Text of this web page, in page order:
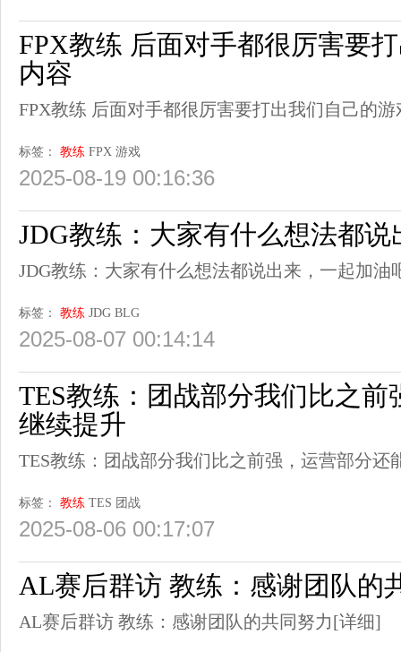
FPX教练 后面对手都很厉害要
内容
FPX教练 后面对手都很厉害要打出我们自己的游
标签： 教练 FPX 游戏
2025-08-19 00:16:36
JDG教练：大家有什么想法都
JDG教练：大家有什么想法都说出来，一起加油
标签： 教练 JDG BLG
2025-08-07 00:14:14
TES教练：团战部分我们比之前
继续提升
TES教练：团战部分我们比之前强，运营部分还
标签： 教练 TES 团战
2025-08-06 00:17:07
AL赛后群访 教练：感谢团队的
AL赛后群访 教练：感谢团队的共同努力[详细]